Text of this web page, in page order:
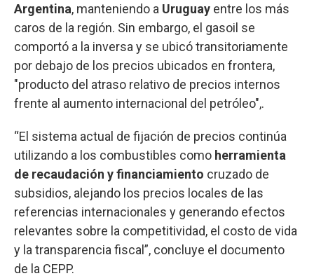
Argentina, manteniendo a Uruguay entre los más
caros de la región. Sin embargo, el gasoil se
comportó a la inversa y se ubicó transitoriamente
por debajo de los precios ubicados en frontera,
"producto del atraso relativo de precios internos
frente al aumento internacional del petróleo",.
“El sistema actual de fijación de precios continúa
utilizando a los combustibles como herramienta
de recaudación y financiamiento cruzado de
subsidios, alejando los precios locales de las
referencias internacionales y generando efectos
relevantes sobre la competitividad, el costo de vida
y la transparencia fiscal”, concluye el documento
de la CEPP.